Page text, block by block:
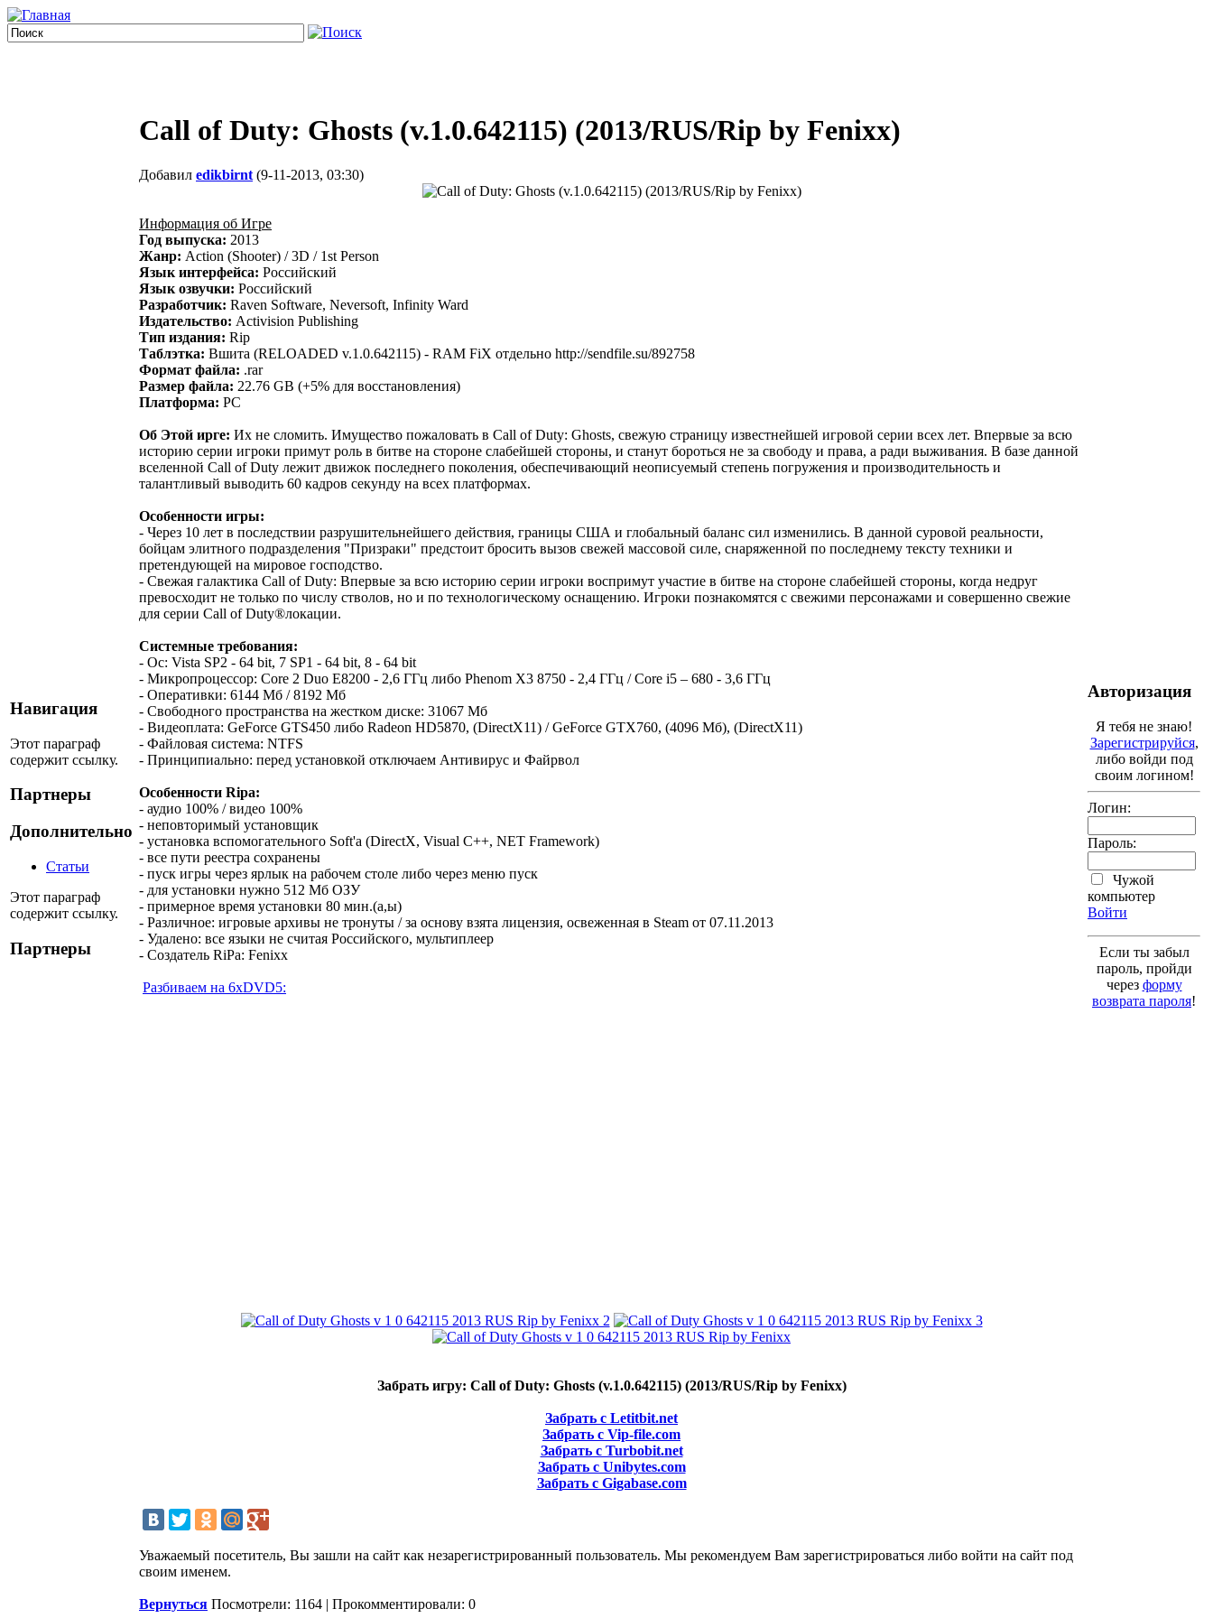
Навигация
Этот параграф
содержит ссылку.
Партнеры
Дополнительно
Статьи
Этот параграф
содержит ссылку.
Партнеры
Call of Duty: Ghosts (v.1.0.642115) (2013/RUS/Rip by Fenixx)
Добавил edikbirnt (9-11-2013, 03:30)
Информация об Игре
Год выпуска: 2013
Жанр: Action (Shooter) / 3D / 1st Person
Язык интерфейса: Российский
Язык озвучки: Российский
Разработчик: Raven Software, Neversoft, Infinity Ward
Издательство: Activision Publishing
Тип издания: Rip
Таблэтка: Вшита (RELOADED v.1.0.642115) - RAM FiX отдельно http://sendfile.su/892758
Формат файла: .rar
Размер файла: 22.76 GB (+5% для восстановления)
Платформа: PC
Об Этой ирге: Их не сломить. Имущество пожаловать в Call of Duty: Ghosts, свежую страницу известнейшей игровой серии всех лет. Впервые за всю
историю серии игроки примут роль в битве на стороне слабейшей стороны, и станут бороться не за свободу и права, а ради выживания. В базе данной
вселенной Call of Duty лежит движок последнего поколения, обеспечивающий неописуемый степень погружения и производительность и
талантливый выводить 60 кадров секунду на всех платформах.
Особенности игры:
- Через 10 лет в последствии разрушительнейшего действия, границы США и глобальный баланс сил изменились. В данной суровой реальности,
бойцам элитного подразделения "Призраки" предстоит бросить вызов свежей массовой силе, снаряженной по последнему тексту техники и
претендующей на мировое господство.
- Свежая галактика Call of Duty: Впервые за всю историю серии игроки воспримут участие в битве на стороне слабейшей стороны, когда недруг
превосходит не только по числу стволов, но и по технологическому оснащению. Игроки познакомятся с свежими персонажами и совершенно свежие
для серии Call of Duty®локации.
Системные требования:
- Ос: Vista SP2 - 64 bit, 7 SP1 - 64 bit, 8 - 64 bit
- Микропроцессор: Core 2 Duo E8200 - 2,6 ГГц либо Phenom X3 8750 - 2,4 ГГц / Core i5 – 680 - 3,6 ГГц
- Оперативки: 6144 Мб / 8192 Мб
- Свободного пространства на жестком диске: 31067 Мб
- Видеоплата: GeForce GTS450 либо Radeon HD5870, (DirectX11) / GeForce GTX760, (4096 Мб), (DirectX11)
- Файловая система: NTFS
- Принципиально: перед установкой отключаем Антивирус и Файрвол
Особенности Ripa:
- аудио 100% / видео 100%
- неповторимый установщик
- установка вспомогательного Soft'a (DirectX, Visual C++, NET Framework)
- все пути реестра сохранены
- пуск игры через ярлык на рабочем столе либо через меню пуск
- для установки нужно 512 Мб ОЗУ
- примерное время установки 80 мин.(а,ы)
- Различное: игровые архивы не тронуты / за основу взята лицензия, освеженная в Steam от 07.11.2013
- Удалено: все языки не считая Российского, мультиплеер
- Создатель RiPa: Fenixx
Разбиваем на 6xDVD5:
Забрать игру: Call of Duty: Ghosts (v.1.0.642115) (2013/RUS/Rip by Fenixx)
Забрать с Letitbit.net
Забрать с Vip-file.com
Забрать с Turbobit.net
Забрать с Unibytes.com
Забрать с Gigabase.com
Уважаемый посетитель, Вы зашли на сайт как незарегистрированный пользователь. Мы рекомендуем Вам зарегистрироваться либо войти на сайт под
своим именем.
Вернуться Посмотрели: 1164 | Прокомментировали: 0
Авторизация
Я тебя не знаю!
Зарегистрируйся,
либо войди под
своим логином!
Логин:
Пароль:
Чужой
компьютер
Войти
Если ты забыл
пароль, пройди
через форму
возврата пароля!